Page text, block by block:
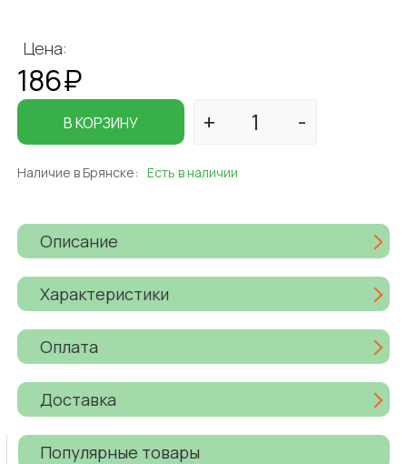
Цена:
186₽
В КОРЗИНУ
Наличие в Брянске: Есть в наличии
Описание
Характеристики
Оплата
Доставка
Популярные товары